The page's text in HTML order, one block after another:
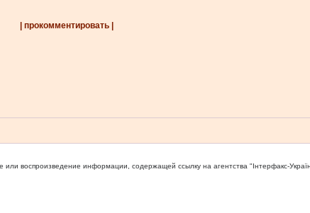
| прокомментировать |
или воспроизведение информации, содержащей ссылку на агентства "Iнтерфакс-